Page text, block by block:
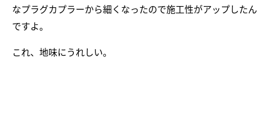
なプラグカプラーから細くなったので施工性がアップしたん
ですよ。
これ、地味にうれしい。